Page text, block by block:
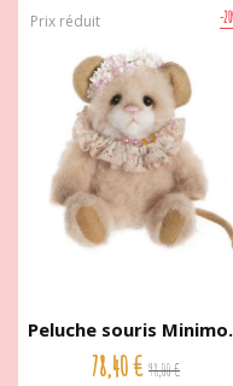
-
Prix réduit
Peluche souris
78,40 € 98,00 €